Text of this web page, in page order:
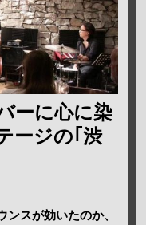
ーに心に染
ージの｢渋
スが効いたのか、